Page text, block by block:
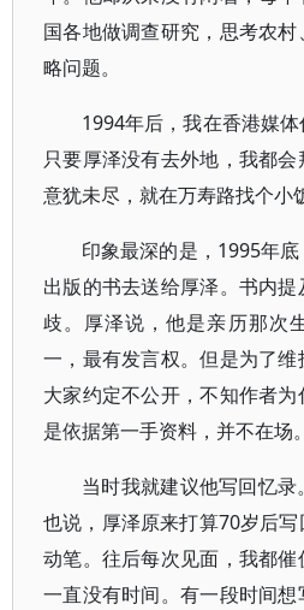
国各地做调查研究，思考农
略问题。
1994年后，我在香港媒体
只要厚泽没有去外地，我都
意犹未尽，就在万寿路找个小
印象最深的是，1995年
出版的书去送给厚泽。书内
歧。厚泽说，他是亲历那次
一，最有发言权。但是为了
大家约定不公开，不知作者
是依据第一手资料，并不在场。
当时我就建议他写回忆
也说，厚泽原来打算70岁后
动笔。往后每次见面，我都
一直没有时间。有一段时间